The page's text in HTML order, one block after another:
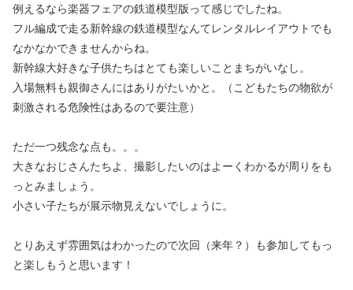
例えるなら楽器フェアの鉄道模型版って感じでしたね。
フル編成で走る新幹線の鉄道模型なんてレンタルレイアウトでも
なかなかできませんからね。
新幹線大好きな子供たちはとても楽しいことまちがいなし。
入場無料も親御さんにはありがたいかと。（こどもたちの物欲が
刺激される危険性はあるので要注意）
ただ一つ残念な点も。。。
大きなおじさんたちよ、撮影したいのはよーくわかるが周りをも
っとみましょう。
小さい子たちが展示物見えないでしょうに。
とりあえず雰囲気はわかったので次回（来年？）も参加してもっ
と楽しもうと思います！